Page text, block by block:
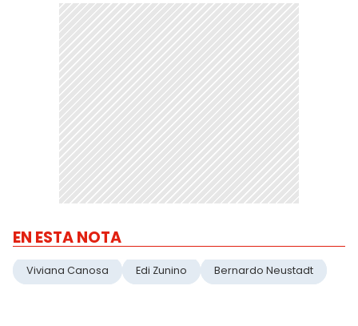
EN ESTA NOTA
Viviana Canosa Edi Zunino Bernardo Neustadt